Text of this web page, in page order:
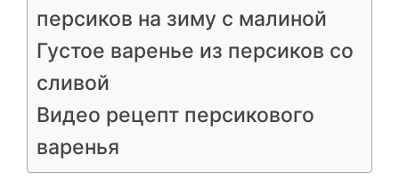
персиков на зиму с малиной
Густое варенье из персиков со
сливой
Видео рецепт персикового
варенья